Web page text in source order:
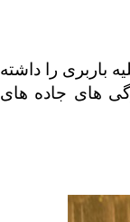
باربری را داشته
های جاده های